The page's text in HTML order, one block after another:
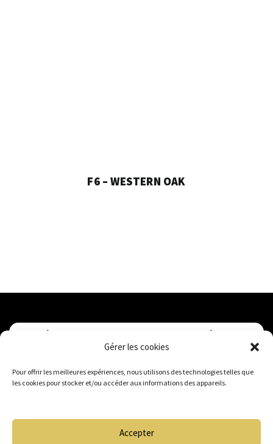
Gérer les cookies
Pour offrir les meilleures expériences, nous utilisons des technologies telles que
les cookies pour stocker et/ou accéder aux informations des appareils.
Accepter
F6 – WESTERN OAK
VOUS DÉSIREZ OBTENIR UN DEVIS PERSONNALISÉ ?
Je demande mon devis gratuit !